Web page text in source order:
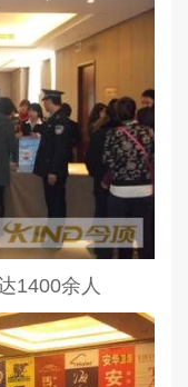
1400余人